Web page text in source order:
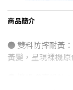
12期
台灣大哥大
商品簡介
● 雙料防摔耐黃
黃變，呈現裸機原
● 邊緣增高設計